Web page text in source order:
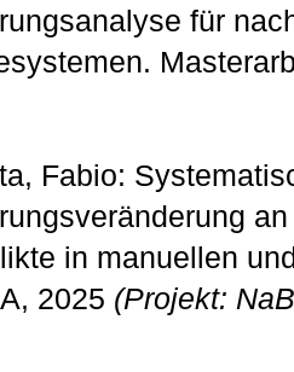
für
Fabio:
in manuellen
2025 (Projekt: